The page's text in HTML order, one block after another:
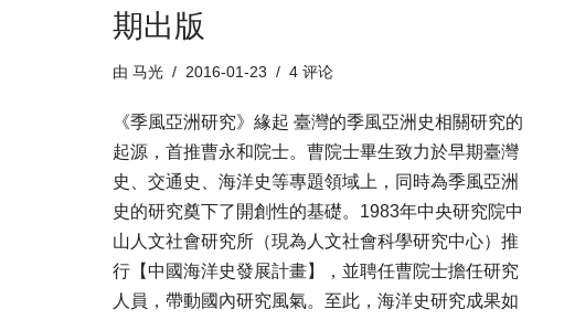
期出版
由 马光 2016-01-23 4 评论
《季風亞洲研究》緣起 臺灣的季風亞洲史相關研究的
起源，首推曹永和院士。曹院士畢生致力於早期臺灣
史、交通史、海洋史等專題領域上，同時為季風亞洲
史的研究奠下了開創性的基礎。1983年中央研究院中
山人文社會研究所（現為人文社會科學研究中心）推
行【中國海洋史發展計畫】，並聘任曹院士擔任研究
人員，帶動國內研究風氣。至此，海洋史研究成果如